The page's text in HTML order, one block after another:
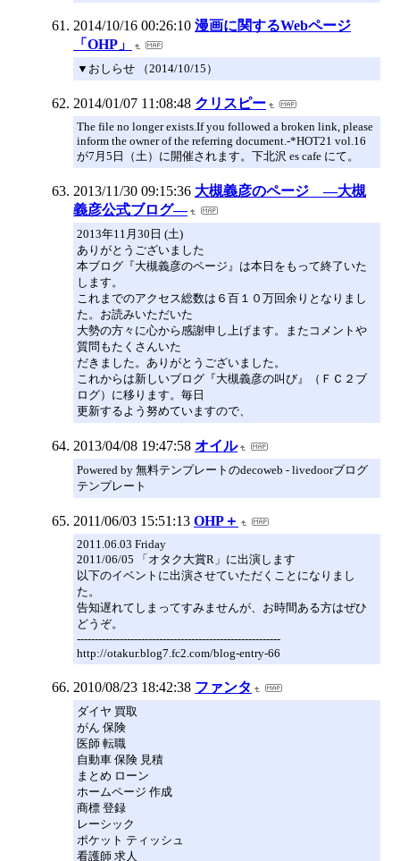
2014/10/16 00:26:10 漫画に関するWebページ
「OHP」
▼おしらせ （2014/10/15）
2014/01/07 11:08:48 クリスピー
The file no longer exists.If you followed a broken link, please
inform the owner of the referring document.-*HOT21 vol.16
が7月5日（土）に開催されます。下北沢 es cafe にて。
2013/11/30 09:15:36 大槻義彦のページ ―大槻
義彦公式ブログ―
2013年11月30日 (土)
ありがとうございました
本ブログ『大槻義彦のページ』は本日をもって終了いた
します。
これまでのアクセス総数は６百１０万回余りとなりまし
た。お読みいただいた
大勢の方々に心から感謝申し上げます。またコメントや
質問もたくさんいた
だきました。ありがとうございました。
これからは新しいブログ『大槻義彦の叫び』（ＦＣ２ブ
ログ）に移ります。毎日
更新するよう努めていますので、
2013/04/08 19:47:58 オイル
Powered by 無料テンプレートのdecoweb - livedoorブログ
テンプレート
2011/06/03 15:51:13 OHP＋
2011.06.03 Friday
2011/06/05 「オタク大賞R」に出演します
以下のイベントに出演させていただくことになりまし
た。
告知遅れてしまってすみませんが、お時間ある方はぜひ
どうぞ。
---------------------------------------------------------
http://otakur.blog7.fc2.com/blog-entry-66
2010/08/23 18:42:38 ファンタ
ダイヤ 買取
がん 保険
医師 転職
自動車 保険 見積
まとめ ローン
ホームページ 作成
商標 登録
レーシック
ポケット ティッシュ
看護師 求人